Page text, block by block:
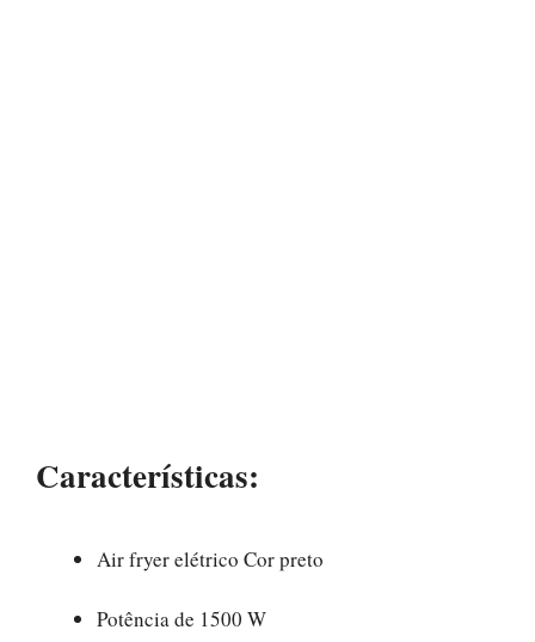
Características:
Air fryer elétrico Cor preto
Potência de 1500 W